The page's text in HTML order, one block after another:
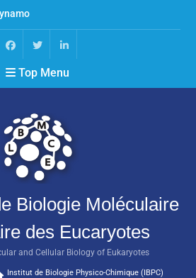
meeting
de
et Biogenèse
Top Menu
Biologie Moléculaire
des Eucaryotes
and Cellular Biology of Eukaryotes
Institut de Biologie Physico-Chimique (IBPC)